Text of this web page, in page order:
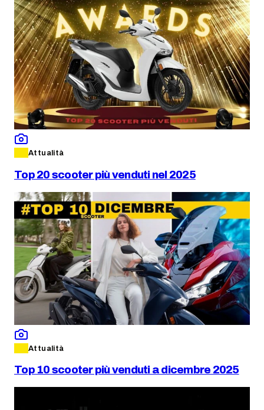
Attualità
Top 20 scooter più venduti nel 2025
Attualità
Top 10 scooter più venduti a dicembre 2025